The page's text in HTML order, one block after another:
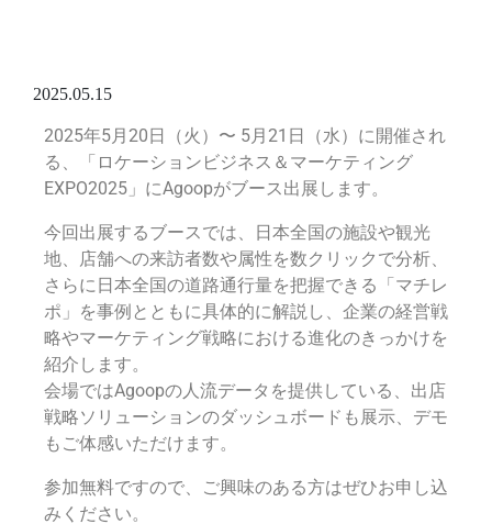
2025.05.15
2025年5月20日（火）〜 5月21日（水）に開催され
る、「ロケーションビジネス＆マーケティング
EXPO2025」にAgoopがブース出展します。
今回出展するブースでは、日本全国の施設や観光
地、店舗への来訪者数や属性を数クリックで分析、
さらに日本全国の道路通行量を把握できる「マチレ
ポ」を事例とともに具体的に解説し、企業の経営戦
略やマーケティング戦略における進化のきっかけを
紹介します。
会場ではAgoopの人流データを提供している、出店
戦略ソリューションのダッシュボードも展示、デモ
もご体感いただけます。
参加無料ですので、ご興味のある方はぜひお申し込
みください。